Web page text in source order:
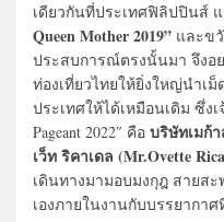
เดียวกันที่ประเทศฟิลิปปินส์
Queen Mother 2019” และข
ประสบการณ์ตรงนั้นมา จึงอ
ท่องเที่ยวไทยให้ยิ่งใหญ่นำเ
ประเทศให้ได้เหมือนเดิม ซึ่ง
Pageant 2022″ คือ บริษัทเมก้
เว็ท ริคาเดล (Mr.Ovette
เดินทางมามอบมงกุฎ สายส
เองภายในงานกับบรรยากา